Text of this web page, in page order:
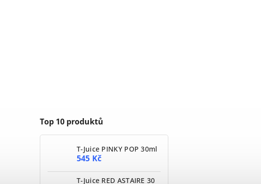
Top 10 produktů
T-Juice PINKY POP 30ml
545 Kč
T-Juice RED ASTAIRE 30